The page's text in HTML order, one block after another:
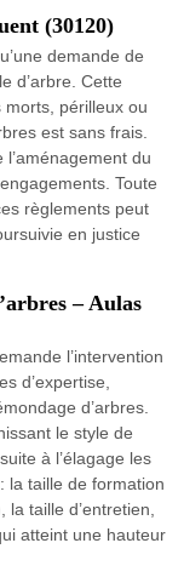
(30120)
demande de
d’arbre. Cette
périlleux ou
est sans frais.
du
Toute
règlements peut
en justice
– Aulas
l’intervention
d’expertise,
d’arbres.
le style de
à l’élagage les
la taille de formation
taille d’entretien,
atteint une hauteur